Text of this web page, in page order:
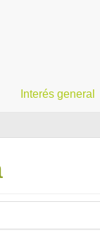
Interés general